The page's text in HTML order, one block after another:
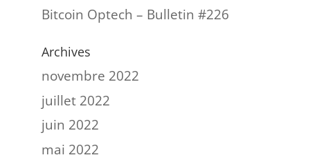
Bitcoin Optech – Bulletin #226
Archives
novembre 2022
juillet 2022
juin 2022
mai 2022